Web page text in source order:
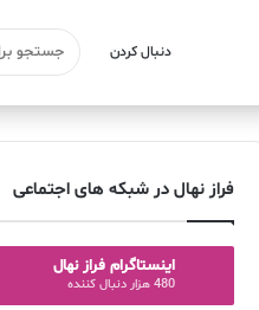
دنبال کردن
فراز نهال در شبکه های اجتماعی
اینستاگرام فراز نهال
480 هزار دنبال کننده